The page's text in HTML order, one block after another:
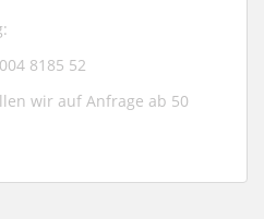
8185 52
wir auf Anfrage ab 50